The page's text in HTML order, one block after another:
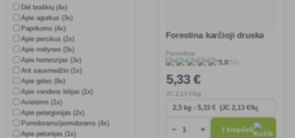
Dėl braškių (4x)
Apie agurkus (3x)
Paprikoms (4x)
Apie persikus (2x)
Apie mėlynes (3x)
Apie hortenzijas (3x)
Ant sausmedžio (1x)
Apie gėles (9x)
Apie vandens lelijas (1x)
Avietėms (1x)
Apie pelargonijas (2x)
Pomidorams/pomidorams (4x)
Apie petunijas (1x)
Forestina karčioji druska
Forestina
5.0(53)
5,33 €
2 ,13 €/kg
− + Į krepšelį